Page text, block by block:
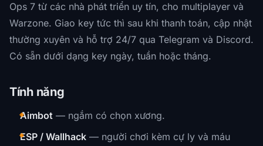
Ops 7 từ các nhà phát triển uy tín, cho multiplayer và
Warzone. Giao key tức thì sau khi thanh toán, cập nhật
thường xuyên và hỗ trợ 24/7 qua Telegram và Discord.
Có sẵn dưới dạng key ngày, tuần hoặc tháng.
Tính năng
Aimbot — ngắm có chọn xương.
ESP / Wallhack — người chơi kèm cự ly và máu